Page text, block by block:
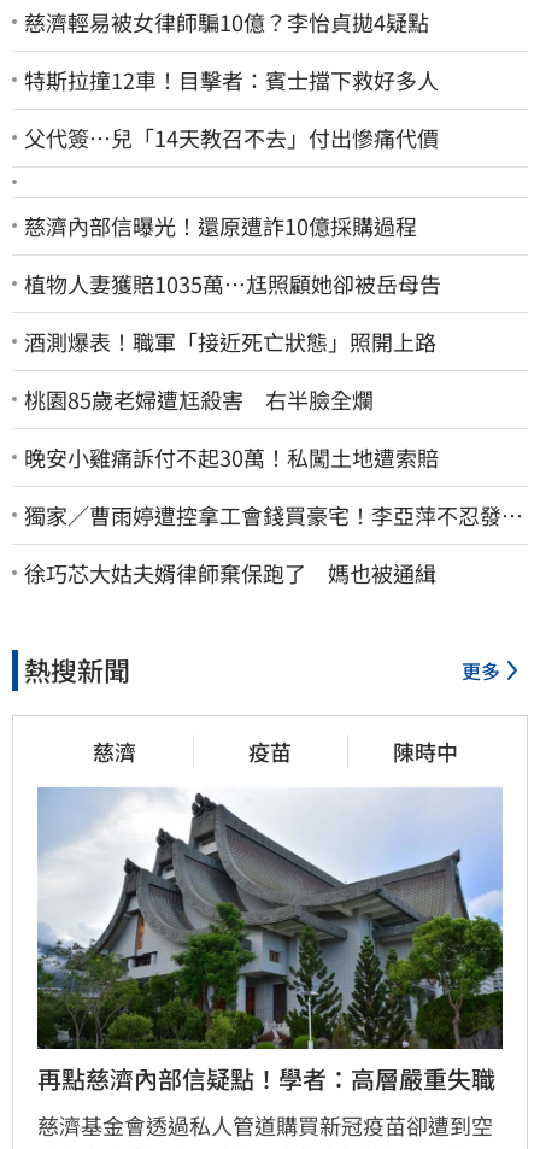
慈濟輕易被女律師騙10億？李怡貞拋4疑點
特斯拉撞12車！目擊者：賓士擋下救好多人
父代簽…兒「14天教召不去」付出慘痛代價
慈濟內部信曝光！還原遭詐10億採購過程
植物人妻獲賠1035萬…尪照顧她卻被岳母告
酒測爆表！職軍「接近死亡狀態」照開上路
桃園85歲老婦遭尪殺害 右半臉全爛
晚安小雞痛訴付不起30萬！私闖土地遭索賠
獨家／曹雨婷遭控拿工會錢買豪宅！李亞萍不忍發
聲：余天管工會都貼錢
徐巧芯大姑夫婿律師棄保跑了 媽也被通緝
熱搜新聞 更多
慈濟 疫苗 陳時中
再點慈濟內部信疑點！學者：高層嚴重失職
慈濟基金會透過私人管道購買新冠疫苗卻遭到空